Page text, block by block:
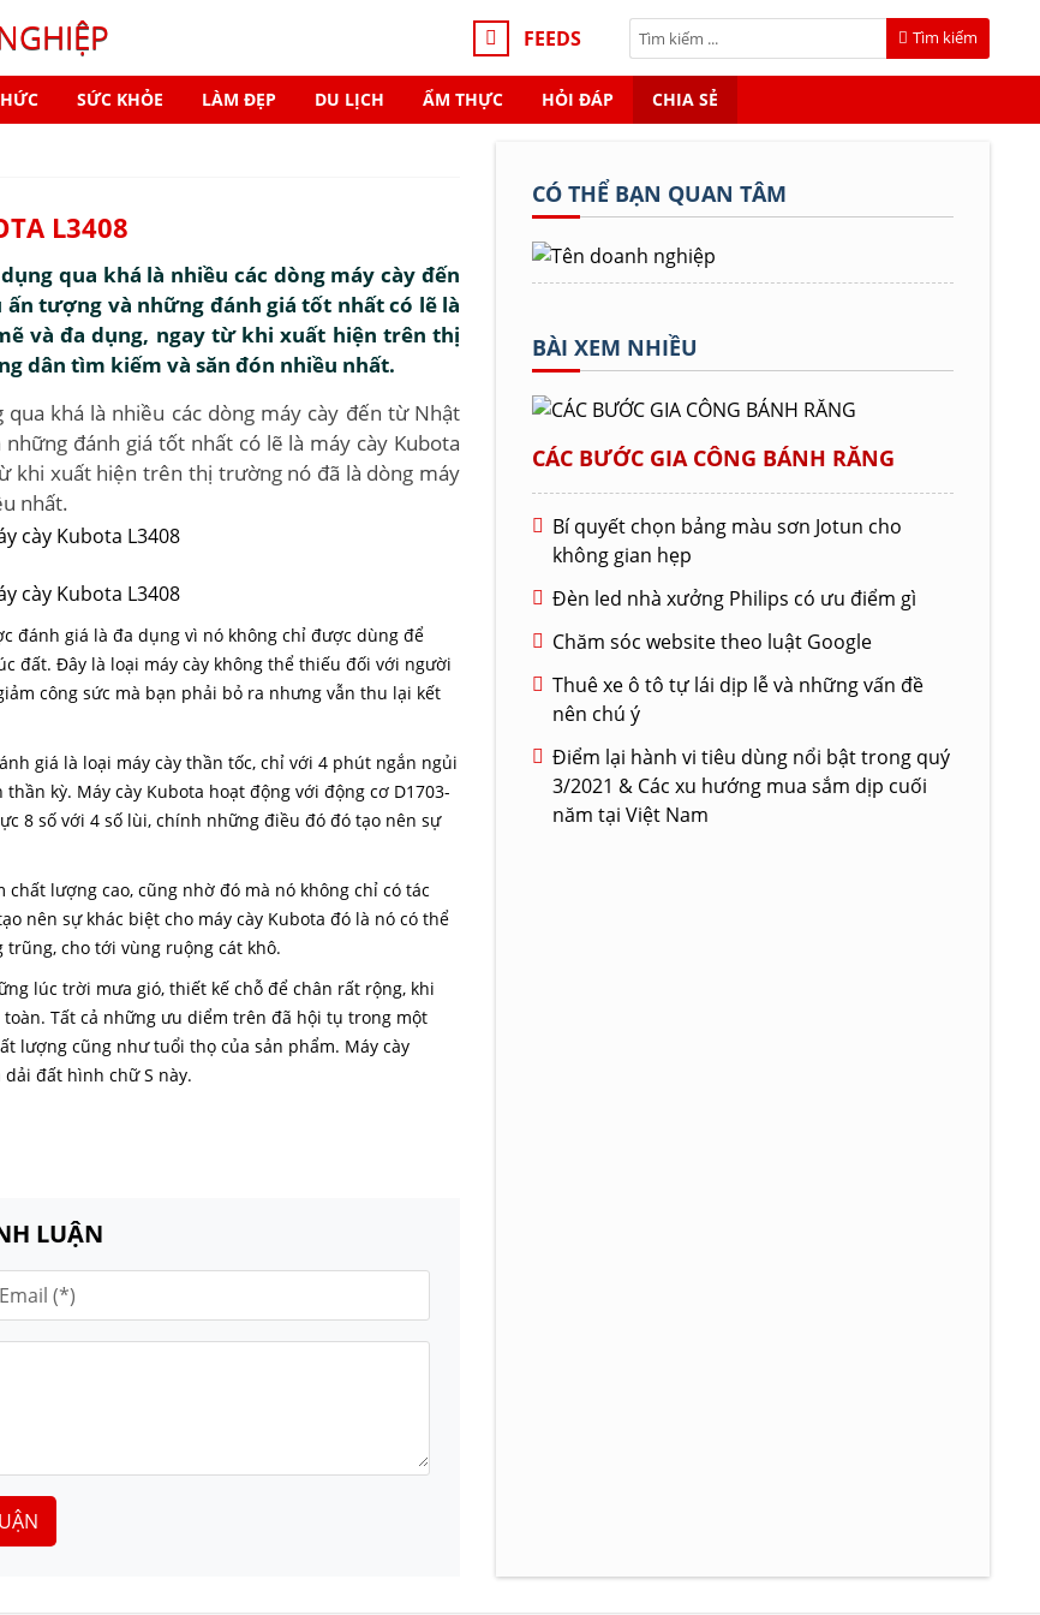
FEEDS Tìm kiếm
SỨC KHỎE LÀM ĐẸP DU LỊCH ẨM THỰC HỎI ĐÁP CHIA SẺ
L3408
qua khá là nhiều các dòng máy cày đến
tượng và những đánh giá tốt nhất có lẽ là
và đa dụng, ngay từ khi xuất hiện trên thị
dân tìm kiếm và săn đón nhiều nhất.
khá là nhiều các dòng máy cày đến từ Nhật
đánh giá tốt nhất có lẽ là máy cày Kubota
khi xuất hiện trên thị trường nó đã là dòng máy
nhất.
đánh giá là đa dụng vì nó không chỉ được dùng để
đất. Đây là loại máy cày không thể thiếu đối với người
công sức mà bạn phải bỏ ra nhưng vẫn thu lại kết
giá là loại máy cày thần tốc, chỉ với 4 phút ngắn ngủi
kỳ. Máy cày Kubota hoạt động với động cơ D1703-
8 số với 4 số lùi, chính những điều đó đó tạo nên sự
chất lượng cao, cũng nhờ đó mà nó không chỉ có tác
nên sự khác biệt cho máy cày Kubota đó là nó có thể
cho tới vùng ruộng cát khô.
lúc trời mưa gió, thiết kế chỗ để chân rất rộng, khi
Tất cả những ưu diểm trên đã hội tụ trong một
lượng cũng như tuổi thọ của sản phẩm. Máy cày
đất hình chữ S này.
LUẬN
CÓ THỂ BẠN QUAN TÂM
BÀI XEM NHIỀU
CÁC BƯỚC GIA CÔNG BÁNH RĂNG
Bí quyết chọn bảng màu sơn Jotun cho
không gian hẹp
Đèn led nhà xưởng Philips có ưu điểm gì
Chăm sóc website theo luật Google
Thuê xe ô tô tự lái dịp lễ và những vấn đề
nên chú ý
Điểm lại hành vi tiêu dùng nổi bật trong quý
3/2021 & Các xu hướng mua sắm dịp cuối
năm tại Việt Nam